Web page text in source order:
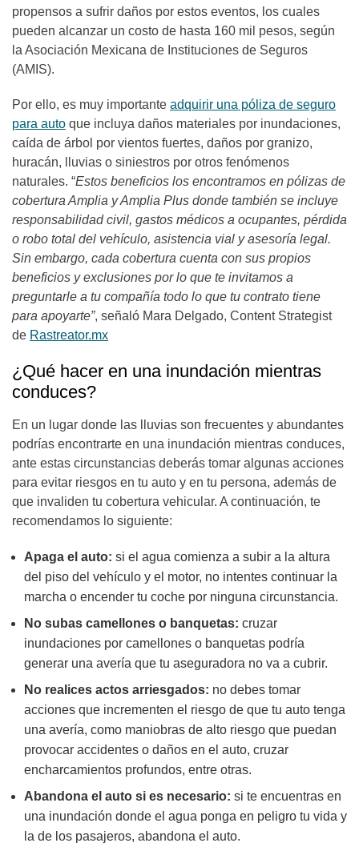
propensos a sufrir daños por estos eventos, los cuales
pueden alcanzar un costo de hasta 160 mil pesos, según
la Asociación Mexicana de Instituciones de Seguros
(AMIS).
Por ello, es muy importante adquirir una póliza de seguro
para auto que incluya daños materiales por inundaciones,
caída de árbol por vientos fuertes, daños por granizo,
huracán, lluvias o siniestros por otros fenómenos
naturales. “Estos beneficios los encontramos en pólizas de
cobertura Amplia y Amplia Plus donde también se incluye
responsabilidad civil, gastos médicos a ocupantes, pérdida
o robo total del vehículo, asistencia vial y asesoría legal.
Sin embargo, cada cobertura cuenta con sus propios
beneficios y exclusiones por lo que te invitamos a
preguntarle a tu compañía todo lo que tu contrato tiene
para apoyarte”, señaló Mara Delgado, Content Strategist
de Rastreator.mx
¿Qué hacer en una inundación mientras
conduces?
En un lugar donde las lluvias son frecuentes y abundantes
podrías encontrarte en una inundación mientras conduces,
ante estas circunstancias deberás tomar algunas acciones
para evitar riesgos en tu auto y en tu persona, además de
que invaliden tu cobertura vehicular. A continuación, te
recomendamos lo siguiente:
Apaga el auto: si el agua comienza a subir a la altura
del piso del vehículo y el motor, no intentes continuar la
marcha o encender tu coche por ninguna circunstancia.
No subas camellones o banquetas: cruzar
inundaciones por camellones o banquetas podría
generar una avería que tu aseguradora no va a cubrir.
No realices actos arriesgados: no debes tomar
acciones que incrementen el riesgo de que tu auto tenga
una avería, como maniobras de alto riesgo que puedan
provocar accidentes o daños en el auto, cruzar
encharcamientos profundos, entre otras.
Abandona el auto si es necesario: si te encuentras en
una inundación donde el agua ponga en peligro tu vida y
la de los pasajeros, abandona el auto.